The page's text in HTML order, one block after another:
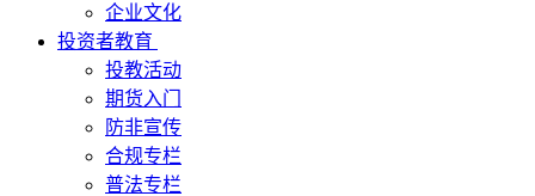
企业文化
投资者教育
投教活动
期货入门
防非宣传
合规专栏
普法专栏